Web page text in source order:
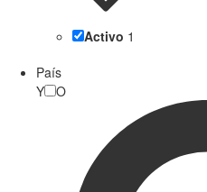
Activo 1
País
Y
O